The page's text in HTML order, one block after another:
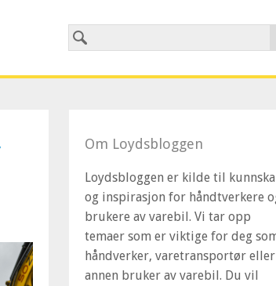
Om Loydsbloggen
Loydsbloggen er kilde til
og inspirasjon for håndtverkere
brukere av varebil. Vi tar opp
temaer som er viktige for deg
håndverker, varetransportør eller
annen bruker av varebil. Du vil